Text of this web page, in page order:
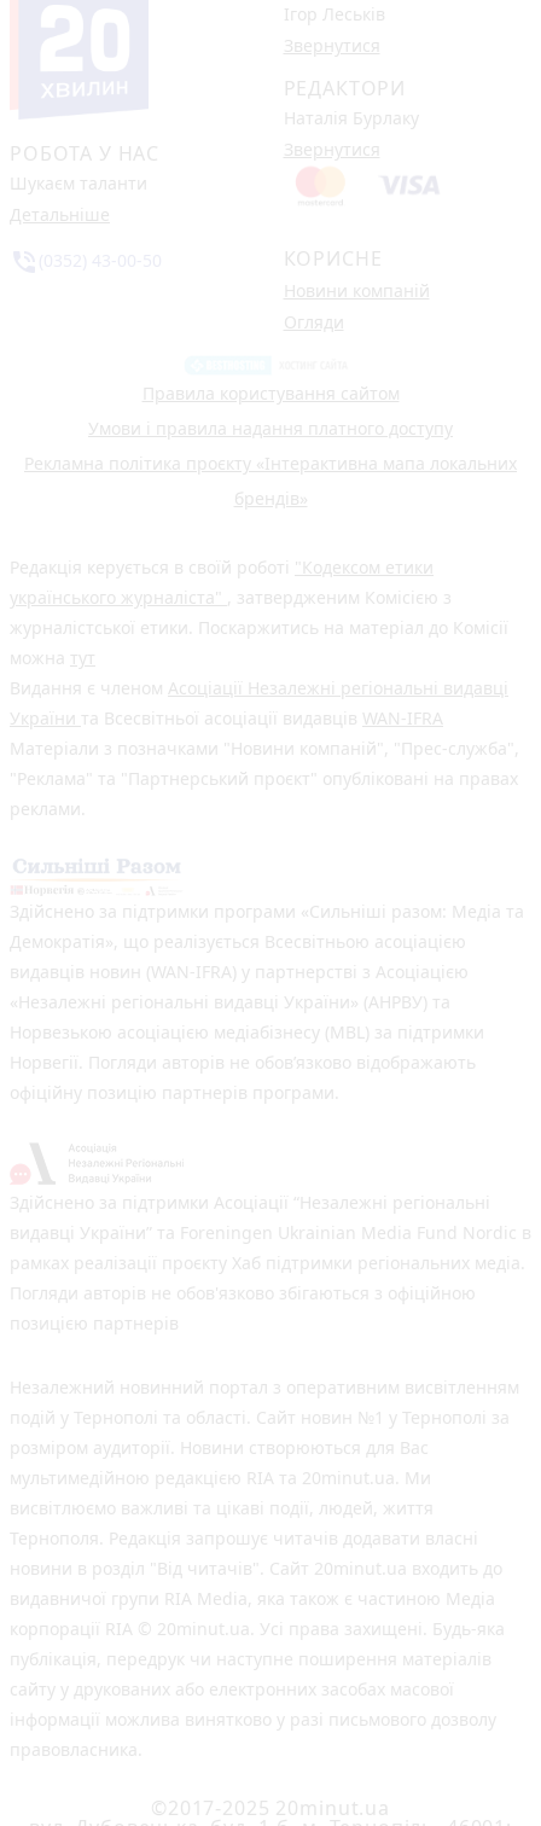
РОБОТА У НАС
Шукаєм таланти
Детальніше
Ігор Леськів
Звернутися
РЕДАКТОРИ
Наталія Бурлаку
Звернутися
КОРИСНЕ
Новини компаній
Огляди
Правила користування сайтом
Умови і правила надання платного доступу
Рекламна політика проєкту «Інтерактивна мапа локальних
брендів»
Редакція керується в своїй роботі "Кодексом етики
українського журналіста" , затвердженим Комісією з
журналістської етики. Поскаржитись на матеріал до Комісії
можна тут
Видання є членом Асоціації Незалежні регіональні видавці
України та Всесвітньої асоціації видавців WAN-IFRA
Матеріали з позначками "Новини компаній", "Прес-служба",
"Реклама" та "Партнерський проєкт" опубліковані на правах
реклами.
Здійснено за підтримки програми «Сильніші разом: Медіа та
Демократія», що реалізується Всесвітньою асоціацією
видавців новин (WAN-IFRA) у партнерстві з Асоціацією
«Незалежні регіональні видавці України» (АНРВУ) та
Норвезькою асоціацією медіабізнесу (MBL) за підтримки
Норвегії. Погляди авторів не обов’язково відображають
офіційну позицію партнерів програми.
Здійснено за підтримки Асоціації “Незалежні регіональні
видавці України” та Foreningen Ukrainian Media Fund Nordic в
рамках реалізації проєкту Хаб підтримки регіональних медіа.
Погляди авторів не обов'язково збігаються з офіційною
позицією партнерів
Незалежний новинний портал з оперативним висвітленням
подій у Тернополі та області. Сайт новин №1 у Тернополі за
розміром аудиторії. Новини створюються для Вас
мультимедійною редакцією RIA та 20minut.ua. Ми
висвітлюємо важливі та цікаві події, людей, життя
Тернополя. Редакція запрошує читачів додавати власні
новини в розділ "Від читачів". Сайт 20minut.ua входить до
видавничої групи RIA Media, яка також є частиною Медіа
корпорації RIA © 20minut.ua. Усі права захищені. Будь-яка
публiкацiя, передрук чи наступне поширення матеріалів
сайту у друкованих або електронних засобах масової
інформації можлива винятково у разі письмового дозволу
правовласника.
©2017-2025 20minut.ua